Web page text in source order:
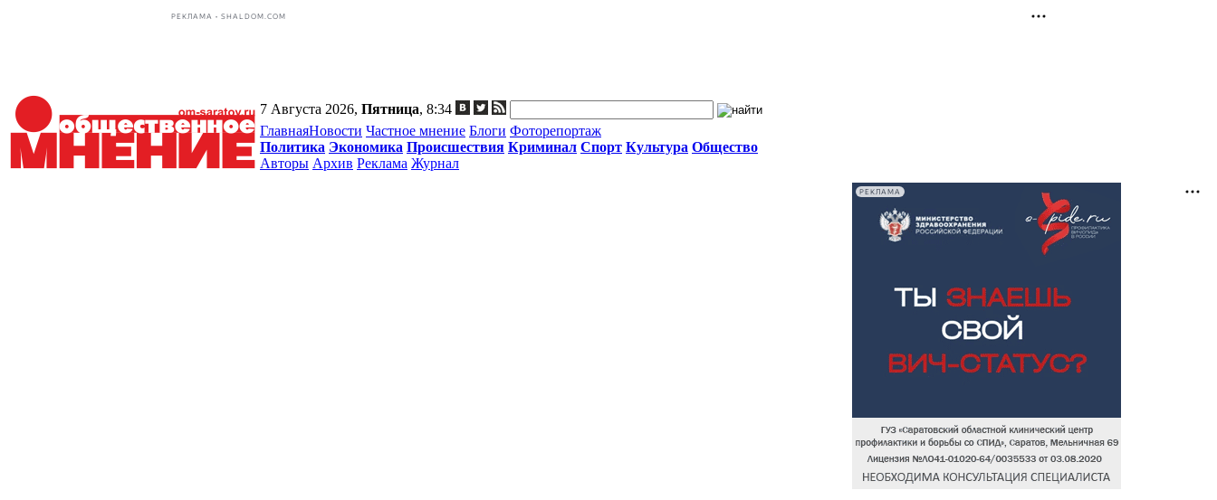
РЕКЛАМА • SHALDOM.COM
7 Августа 2026, Пятница, 8:34
ГлавнаяНовости Частное мнение Блоги Фоторепортаж
Политика Экономика Происшествия Криминал Спорт Культура Общество
Авторы Архив Реклама Журнал
РЕКЛАМА